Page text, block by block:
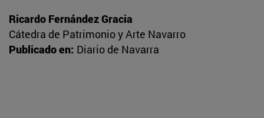
Ricardo Fernández Gracia
Cátedra de Patrimonio y Arte Navarro
Publicado en: Diario de Navarra